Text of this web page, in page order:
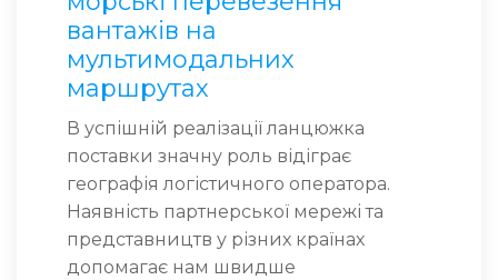
вантажів на
мультимодальних
маршрутах
В успішній реалізації ланцюжка
поставки значну роль відіграє
географія логістичного оператора.
Наявність партнерської мережі та
представництв у різних країнах
допомагає нам швидше